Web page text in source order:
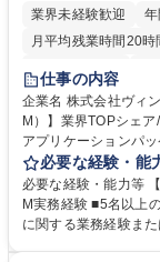
業界未経験歓迎
月平均残業時間20時
完全週休2日制
仕事の内容
企業名 株式会社ヴィンクス 求人名 東京【プロジェクト
M）】業界TOPシェア/ストアシステ
アプリケーションパ
働）の導入プロジェ
担うプロジェクトマネージャーの募
や要件整理、プロジ
ていただきます。 ■プ
必要な経験・能
必要な経験・能力等
M実務経験 ■5名以上
に関する業務経験または開発経験 ■C#を用いた